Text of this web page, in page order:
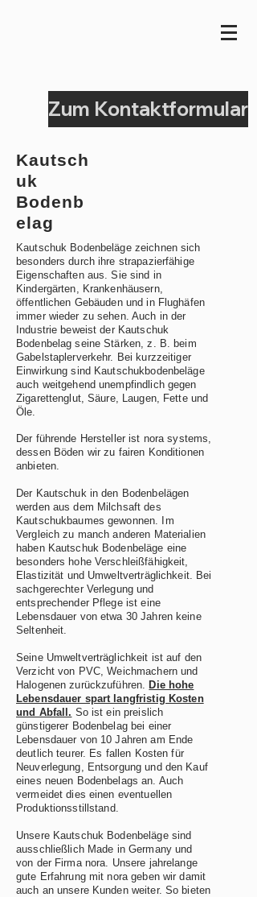
Zum Kontaktformular
Kautsch
uk
Bodenb
elag
Kautschuk Bodenbeläge zeichnen sich
besonders durch ihre strapazierfähige
Eigenschaften aus. Sie sind in
Kindergärten, Krankenhäusern,
öffentlichen Gebäuden und in Flughäfen
immer wieder zu sehen. Auch in der
Industrie beweist der Kautschuk
Bodenbelag seine Stärken, z. B. beim
Gabelstaplerverkehr. Bei kurzzeitiger
Einwirkung sind Kautschukbodenbeläge
auch weitgehend unempfindlich gegen
Zigarettenglut, Säure, Laugen, Fette und
Öle.
Der führende Hersteller ist nora systems,
dessen Böden wir zu fairen Konditionen
anbieten.
Der Kautschuk in den Bodenbelägen
werden aus dem Milchsaft des
Kautschukbaumes gewonnen. Im
Vergleich zu manch anderen Materialien
haben Kautschuk Bodenbeläge eine
besonders hohe Verschleißfähigkeit,
Elastizität und Umweltverträglichkeit. Bei
sachgerechter Verlegung und
entsprechender Pflege ist eine
Lebensdauer von etwa 30 Jahren keine
Seltenheit.
Seine Umweltverträglichkeit ist auf den
Verzicht von PVC, Weichmachern und
Halogenen zurückzuführen. Die hohe
Lebensdauer spart langfristig Kosten
und Abfall. So ist ein preislich
günstigerer Bodenbelag bei einer
Lebensdauer von 10 Jahren am Ende
deutlich teurer. Es fallen Kosten für
Neuverlegung, Entsorgung und den Kauf
eines neuen Bodenbelags an. Auch
vermeidet dies einen eventuellen
Produktionsstillstand.
Unsere Kautschuk Bodenbeläge sind
ausschließlich Made in Germany und
von der Firma nora. Unsere jahrelange
gute Erfahrung mit nora geben wir damit
auch an unsere Kunden weiter. So bieten